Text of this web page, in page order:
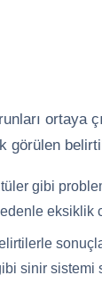
ortaya
görülen
gibi
sinir sistemi